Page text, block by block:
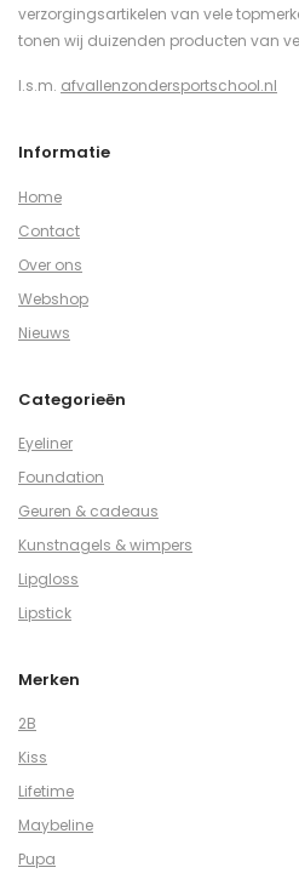
verzorgingsartikelen van vele
tonen wij duizenden producten van
I.s.m. afvallenzondersportschool.nl
Informatie
Home
Contact
Over ons
Webshop
Nieuws
Categorieën
Eyeliner
Foundation
Geuren & cadeaus
Kunstnagels & wimpers
Lipgloss
Lipstick
Merken
2B
Kiss
Lifetime
Maybeline
Pupa